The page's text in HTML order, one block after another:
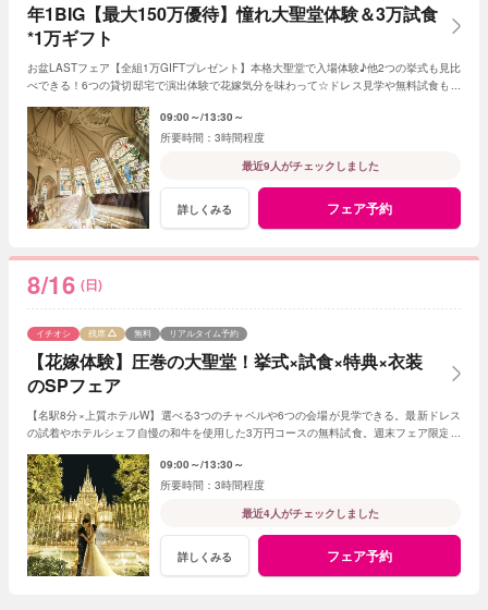
年1BIG【最大150万優待】憧れ大聖堂体験＆3万試食
*1万ギフト
お盆LASTフェア【全組1万GIFTプレゼント】本格大聖堂で入場体験♪他2つの挙式も見比
べできる！6つの貸切邸宅で演出体験で花嫁気分を味わって☆ドレス見学や無料試食も◎
09:00～ 13:30～
3時間程度
最近9人がチェックしました
詳しくみる フェア予約
8/16 (日)
【花嫁体験】圧巻の大聖堂！挙式×試食×特典×衣装
のSPフェア
イチオシ 残席 無料 リアルタイム予約
【名駅8分×上質ホテルW】選べる3つのチャペルや6つの会場が見学できる。最新ドレス
の試着やホテルシェフ自慢の和牛を使用した3万円コースの無料試食。週末フェア限定ド
09:00～ 13:30～
3時間程度
最近4人がチェックしました
詳しくみる フェア予約